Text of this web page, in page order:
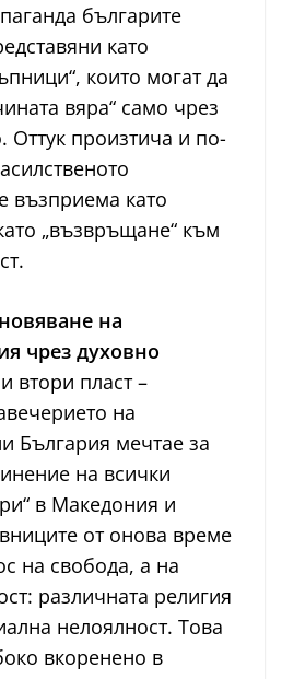
българите
като
които могат да
вяра“ само чрез
Оттук произтича и по-
възприема като
„възвръщане“ към
на
чрез духовно
втори пласт –
на
България мечтае за
на всички
в Македония и
от онова време
на свобода, а на
различната религия
нелоялност. Това
вкоренено в